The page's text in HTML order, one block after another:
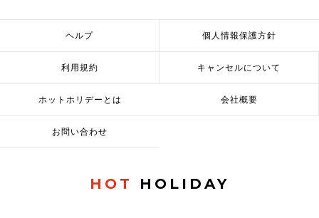
ヘルプ 個人情報保護方針
利用規約 キャンセルについて
ホットホリデーとは 会社概要
お問い合わせ
HOT HOLIDAY